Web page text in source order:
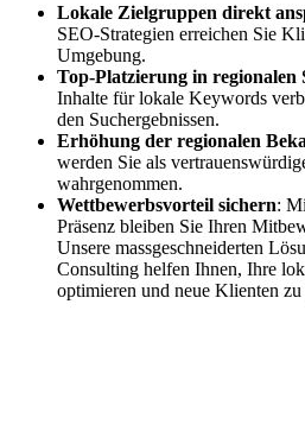
Lokale Zielgruppen direkt
SEO-Strategien erreichen Sie
Umgebung.
Top-Platzierung in regionalen
Inhalte für lokale Keywords
den Suchergebnissen.
Erhöhung der regionalen
werden Sie als
wahrgenommen.
Wettbewerbsvorteil sichern:
Präsenz bleiben Sie Ihren
Unsere massgeschneiderten
Consulting helfen Ihnen, Ihre
optimieren und neue Klienten